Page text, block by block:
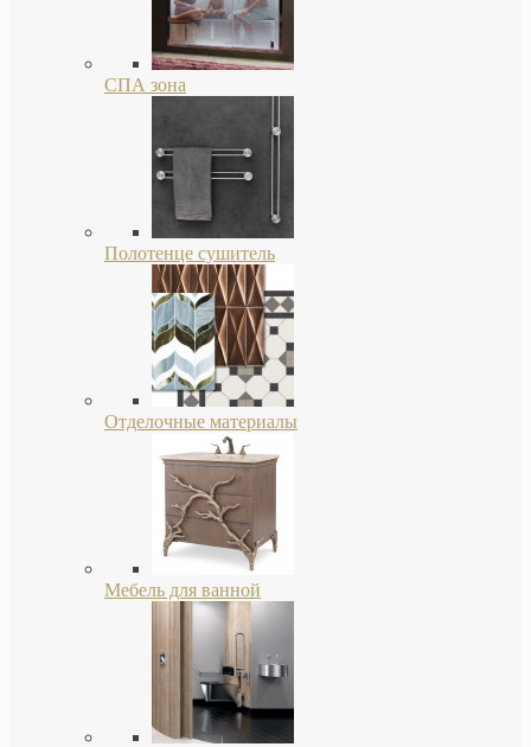
СПА зона
Полотенце сушитель
Отделочные материалы
Мебель для ванной